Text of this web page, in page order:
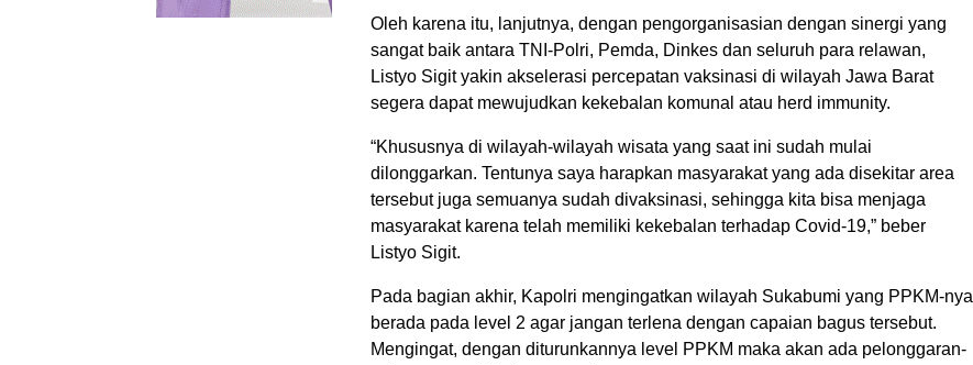
Oleh karena itu, lanjutnya, dengan pengorganisasian dengan sinergi yang
sangat baik antara TNI-Polri, Pemda, Dinkes dan seluruh para relawan,
Listyo Sigit yakin akselerasi percepatan vaksinasi di wilayah Jawa Barat
segera dapat mewujudkan kekebalan komunal atau herd immunity.
“Khususnya di wilayah-wilayah wisata yang saat ini sudah mulai
dilonggarkan. Tentunya saya harapkan masyarakat yang ada disekitar area
tersebut juga semuanya sudah divaksinasi, sehingga kita bisa menjaga
masyarakat karena telah memiliki kekebalan terhadap Covid-19,” beber
Listyo Sigit.
Pada bagian akhir, Kapolri mengingatkan wilayah Sukabumi yang PPKM-nya
berada pada level 2 agar jangan terlena dengan capaian bagus tersebut.
Mengingat, dengan diturunkannya level PPKM maka akan ada pelonggaran-